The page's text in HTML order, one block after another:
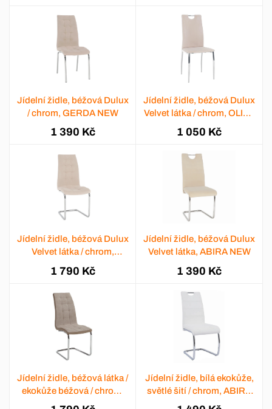
Jídelní židle, béžová Dulux
/ chrom, GERDA NEW
1 390 Kč
Jídelní židle, béžová Dulux
Velvet látka / chrom, OLIVA
NEW
1 050 Kč
Jídelní židle, béžová Dulux
Velvet látka / chrom,
SALOMA NEW
1 790 Kč
Jídelní židle, béžová Dulux
Velvet látka, ABIRA NEW
1 390 Kč
Jídelní židle, béžová látka /
ekokůže béžová / chrom,
SALOMA NEW
Jídelní židle, bílá ekokůže,
světlé šití / chrom, ABIRA
NEW